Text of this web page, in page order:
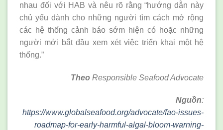
nhau đối với HAB và nêu rõ rằng “hướng dẫn này
chủ yếu dành cho những người tìm cách mở rộng
các hệ thống cảnh báo sớm hiện có hoặc những
người mới bắt đầu xem xét việc triển khai một hệ
thống.”
Theo Responsible Seafood Advocate
Nguồn:
https://www.globalseafood.org/advocate/fao-issues-
roadmap-for-early-harmful-algal-bloom-warning-